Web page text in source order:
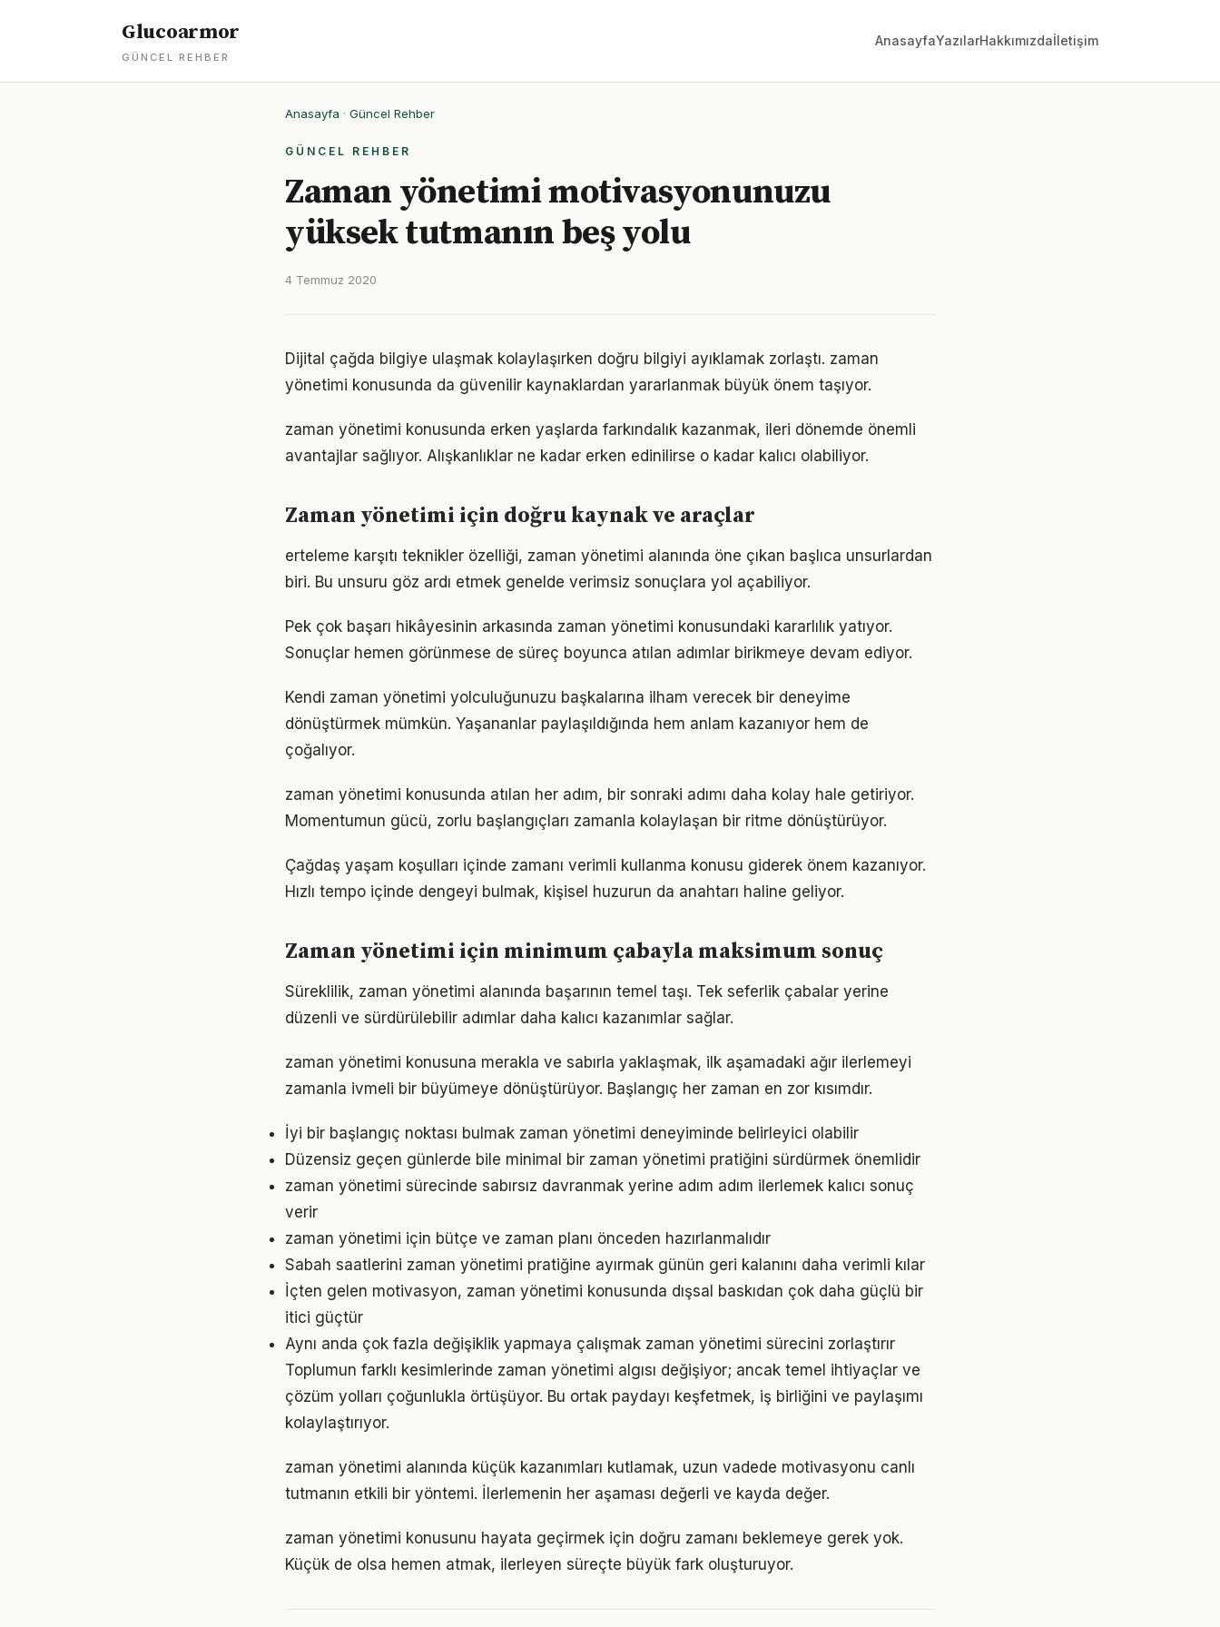
Glucoarmor
GÜNCEL REHBER
AnasayfaYazılarHakkımızdaİletişim
Anasayfa · Güncel Rehber
GÜNCEL REHBER
Zaman yönetimi motivasyonunuzu
yüksek tutmanın beş yolu
4 Temmuz 2020
Dijital çağda bilgiye ulaşmak kolaylaşırken doğru bilgiyi ayıklamak zorlaştı. zaman
yönetimi konusunda da güvenilir kaynaklardan yararlanmak büyük önem taşıyor.
zaman yönetimi konusunda erken yaşlarda farkındalık kazanmak, ileri dönemde önemli
avantajlar sağlıyor. Alışkanlıklar ne kadar erken edinilirse o kadar kalıcı olabiliyor.
Zaman yönetimi için doğru kaynak ve araçlar
erteleme karşıtı teknikler özelliği, zaman yönetimi alanında öne çıkan başlıca unsurlardan
biri. Bu unsuru göz ardı etmek genelde verimsiz sonuçlara yol açabiliyor.
Pek çok başarı hikâyesinin arkasında zaman yönetimi konusundaki kararlılık yatıyor.
Sonuçlar hemen görünmese de süreç boyunca atılan adımlar birikmeye devam ediyor.
Kendi zaman yönetimi yolculuğunuzu başkalarına ilham verecek bir deneyime
dönüştürmek mümkün. Yaşananlar paylaşıldığında hem anlam kazanıyor hem de
çoğalıyor.
zaman yönetimi konusunda atılan her adım, bir sonraki adımı daha kolay hale getiriyor.
Momentumun gücü, zorlu başlangıçları zamanla kolaylaşan bir ritme dönüştürüyor.
Çağdaş yaşam koşulları içinde zamanı verimli kullanma konusu giderek önem kazanıyor.
Hızlı tempo içinde dengeyi bulmak, kişisel huzurun da anahtarı haline geliyor.
Zaman yönetimi için minimum çabayla maksimum sonuç
Süreklilik, zaman yönetimi alanında başarının temel taşı. Tek seferlik çabalar yerine
düzenli ve sürdürülebilir adımlar daha kalıcı kazanımlar sağlar.
zaman yönetimi konusuna merakla ve sabırla yaklaşmak, ilk aşamadaki ağır ilerlemeyi
zamanla ivmeli bir büyümeye dönüştürüyor. Başlangıç her zaman en zor kısımdır.
İyi bir başlangıç noktası bulmak zaman yönetimi deneyiminde belirleyici olabilir
Düzensiz geçen günlerde bile minimal bir zaman yönetimi pratiğini sürdürmek önemlidir
zaman yönetimi sürecinde sabırsız davranmak yerine adım adım ilerlemek kalıcı sonuç
verir
zaman yönetimi için bütçe ve zaman planı önceden hazırlanmalıdır
Sabah saatlerini zaman yönetimi pratiğine ayırmak günün geri kalanını daha verimli kılar
İçten gelen motivasyon, zaman yönetimi konusunda dışsal baskıdan çok daha güçlü bir
itici güçtür
Aynı anda çok fazla değişiklik yapmaya çalışmak zaman yönetimi sürecini zorlaştırır
Toplumun farklı kesimlerinde zaman yönetimi algısı değişiyor; ancak temel ihtiyaçlar ve
çözüm yolları çoğunlukla örtüşüyor. Bu ortak paydayı keşfetmek, iş birliğini ve paylaşımı
kolaylaştırıyor.
zaman yönetimi alanında küçük kazanımları kutlamak, uzun vadede motivasyonu canlı
tutmanın etkili bir yöntemi. İlerlemenin her aşaması değerli ve kayda değer.
zaman yönetimi konusunu hayata geçirmek için doğru zamanı beklemeye gerek yok.
Küçük de olsa hemen atmak, ilerleyen süreçte büyük fark oluşturuyor.